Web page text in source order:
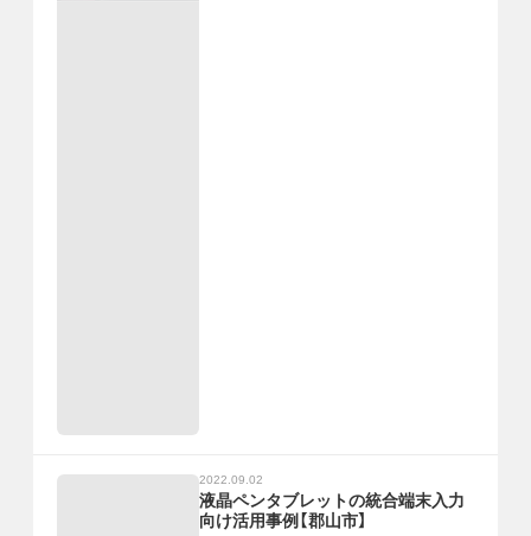
2022.09.02
液晶ペンタブレットの統合端末入力
向け活用事例【郡山市】